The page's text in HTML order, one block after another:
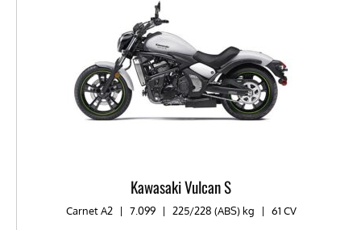
Kawasaki Vulcan S
Carnet A2 | 7.099 | 225/228 (ABS) kg | 61 CV